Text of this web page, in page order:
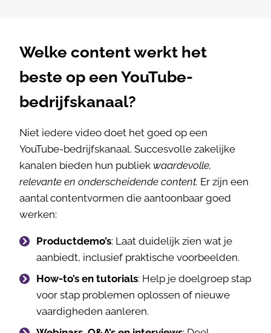
Welke content werkt het
beste op een YouTube-
bedrijfskanaal?
Niet iedere video doet het goed op een
YouTube-bedrijfskanaal. Succesvolle zakelijke
kanalen bieden hun publiek waardevolle,
relevante en onderscheidende content. Er zijn een
aantal contentvormen die aantoonbaar goed
werken:
Productdemo’s: Laat duidelijk zien wat je
aanbiedt, inclusief praktische voorbeelden.
How-to’s en tutorials: Help je doelgroep stap
voor stap problemen oplossen of nieuwe
vaardigheden aanleren.